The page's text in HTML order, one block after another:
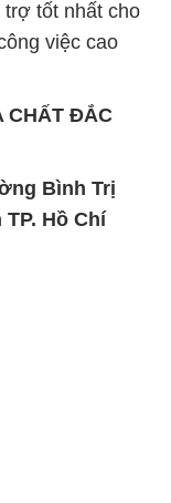
Bình Trị
Hồ Chí